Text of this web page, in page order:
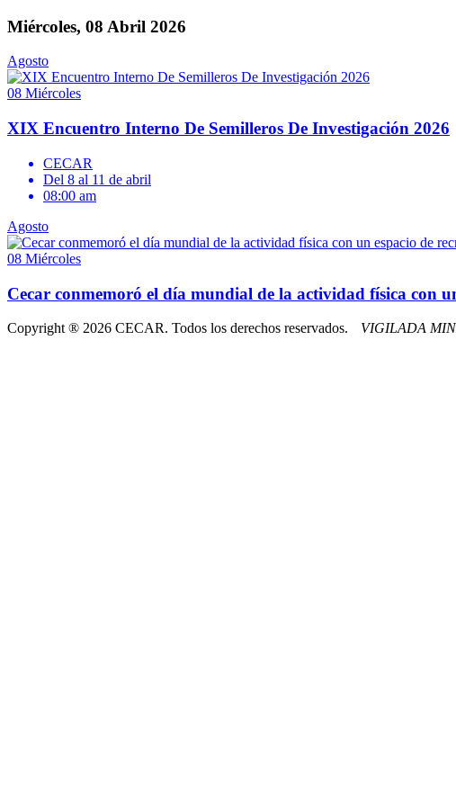
Miércoles, 08 Abril 2026
Agosto
08 Miércoles
XIX Encuentro Interno De Semilleros De Investigación 2026
CECAR
Del 8 al 11 de abril
08:00 am
Agosto
08 Miércoles
Cecar conmemoró el día mundial de la actividad física con
Copyright ® 2026 CECAR. Todos los derechos reservados. VIGILADA